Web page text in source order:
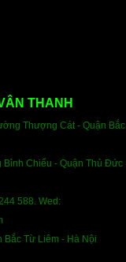
THANH
Thượng Cát - Quận Bắc
Bỉnh Chiểu - Quận Thủ Đức
588. Wed:
Từ Liêm - Hà Nội